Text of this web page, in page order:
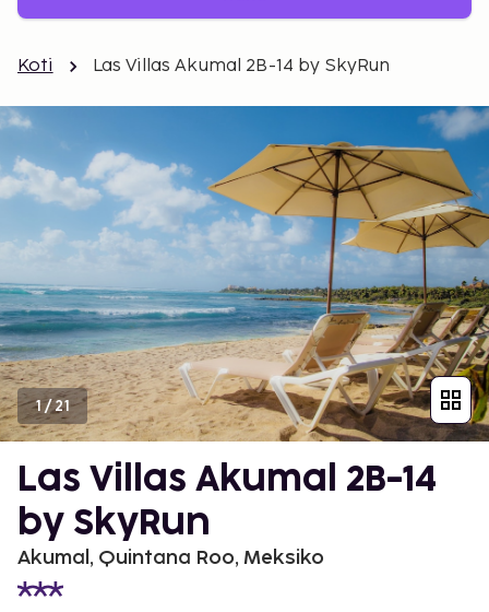
Koti Las Villas Akumal 2B-14 by SkyRun
1/21
Las Villas Akumal 2B-14
by SkyRun
Akumal, Quintana Roo, Meksiko